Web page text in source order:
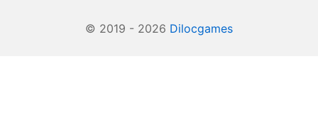
© 2019 - 2026 Dilocgames